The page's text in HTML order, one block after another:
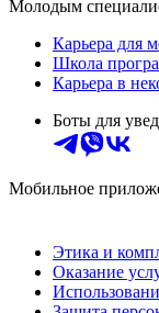
Молодым
Карьера для
Школа
Карьера в
Боты для
Мобильное
Этика и
Оказание